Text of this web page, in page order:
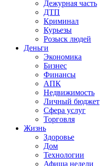
Дежурная часть
ДТП
Криминал
Курьезы
Розыск людей
Деньги
Экономика
Бизнес
Финансы
АПК
Недвижимость
Личный бюджет
Сфера услуг
Торговля
Жизнь
Здоровье
Дом
Технологии
Афиша недели